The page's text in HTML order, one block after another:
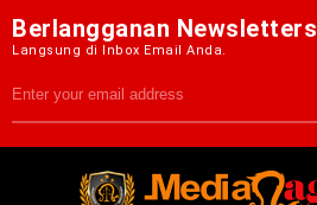
Berlangganan Newsletters
Langsung di Inbox Email Anda.